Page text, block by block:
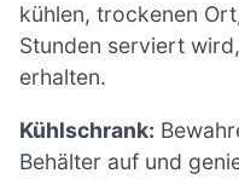
kühlen, trockenen
Stunden serviert
erhalten.
Kühlschrank:
Behälter auf und